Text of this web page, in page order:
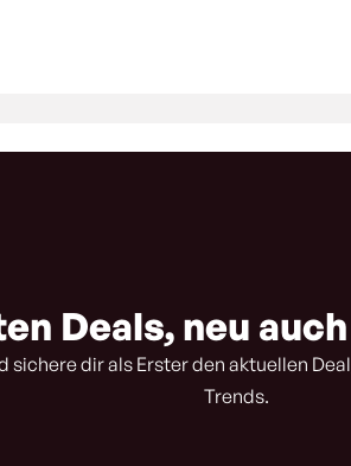
Deals, neu
sichere dir als Erster den aktuellen
Trends.